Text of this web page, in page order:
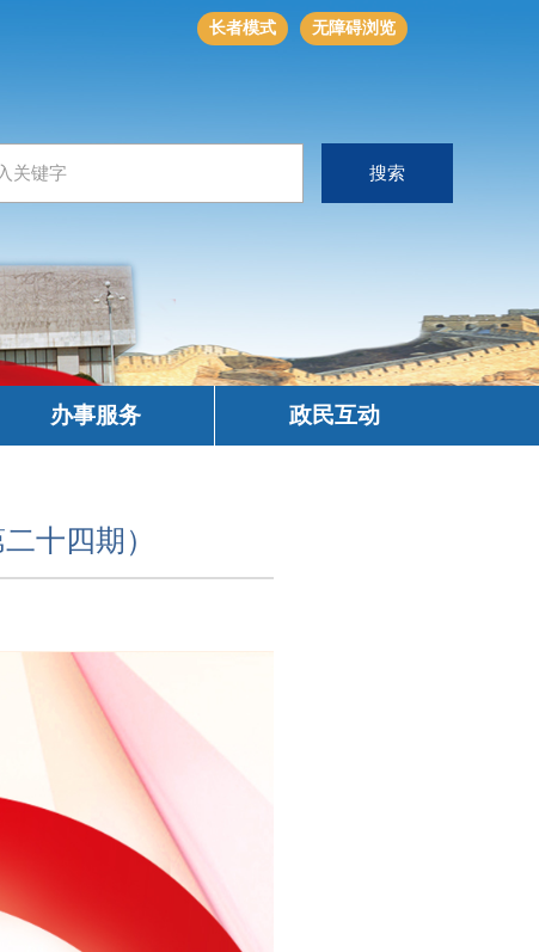
长者模式 无障碍浏览
办事服务 政民互动
十四期）